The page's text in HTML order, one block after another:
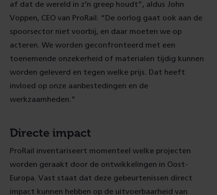
af dat de wereld in z’n greep houdt”, aldus John
Voppen, CEO van ProRail. “De oorlog gaat ook aan de
spoorsector niet voorbij, en daar moeten we op
acteren. We worden geconfronteerd met een
toenemende onzekerheid of materialen tijdig kunnen
worden geleverd en tegen welke prijs. Dat heeft
invloed op onze aanbestedingen en de
werkzaamheden.”
Directe impact
ProRail inventariseert momenteel welke projecten
worden geraakt door de ontwikkelingen in Oost-
Europa. Vast staat dat deze gebeurtenissen direct
impact kunnen hebben op de uitvoerbaarheid van